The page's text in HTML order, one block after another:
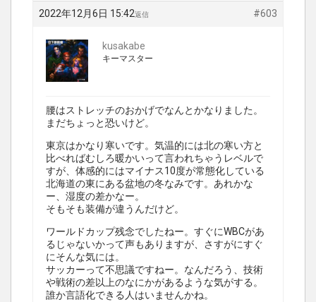
2022年12月6日 15:42 #603
返信
kusakabe
キーマスター
腰はストレッチのおかげでなんとかなりました。
まだちょっと恐いけど。
東京はかなり寒いです。気温的には北の寒い方と
比べればむしろ暖かいって言われちゃうレベルで
すが、体感的にはマイナス10度が常態化している
北海道の東にある盆地の冬なみです。あれかな
ー、湿度の差かなー。
そもそも装備が違うんだけど。
ワールドカップ残念でしたねー。すぐにWBCがあ
るじゃないかって声もありますが、さすがにすぐ
にそんな気には。
サッカーって不思議ですねー。なんだろう、技術
や戦術の差以上のなにかがあるような気がする。
誰か言語化できる人はいませんかね。